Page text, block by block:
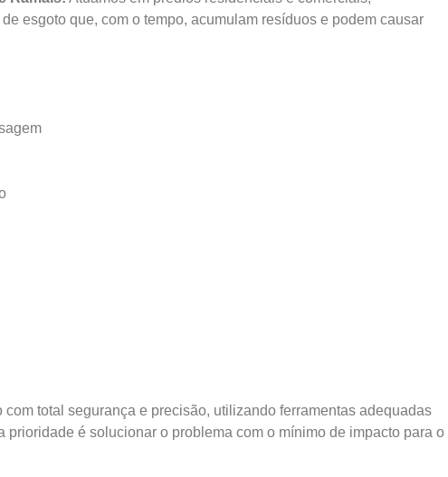
esgoto que, com o tempo, acumulam resíduos e podem causar
total segurança e precisão, utilizando ferramentas adequadas
prioridade é solucionar o problema com o mínimo de impacto para o